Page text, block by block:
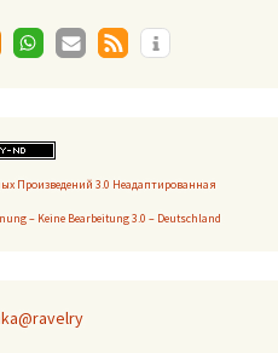
Произведений 3.0 Неадаптированная
– Keine Bearbeitung 3.0 – Deutschland